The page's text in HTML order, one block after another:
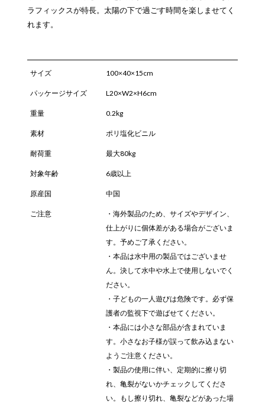
ラフィックスが特長。太陽の下で過ごす時間を楽しませてく
れます。
サイズ 100×40×15cm
パッケージサイズ L20×W2×H6cm
重量 0.2kg
素材 ポリ塩化ビニル
耐荷重 最大80kg
対象年齢 6歳以上
原産国 中国
ご注意
・海外製品のため、サイズやデザイン、
仕上がりに個体差がある場合がございま
す。予めご了承ください。
・本品は水中用の製品ではございませ
ん。決して水中や水上で使用しないでく
ださい。
・子どもの一人遊びは危険です。必ず保
護者の監視下で遊ばせてください。
・本品には小さな部品が含まれていま
す。小さなお子様が誤って飲み込まない
ようご注意ください。
・製品の使用に伴い、定期的に擦り切
れ、亀裂がないかチェックしてくださ
い。もし擦り切れ、亀裂などがあった場